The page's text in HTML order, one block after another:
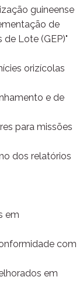
guineense
de
Lote (GEP)"
orizícolas
e de
para missões
dos relatórios
em
com
em